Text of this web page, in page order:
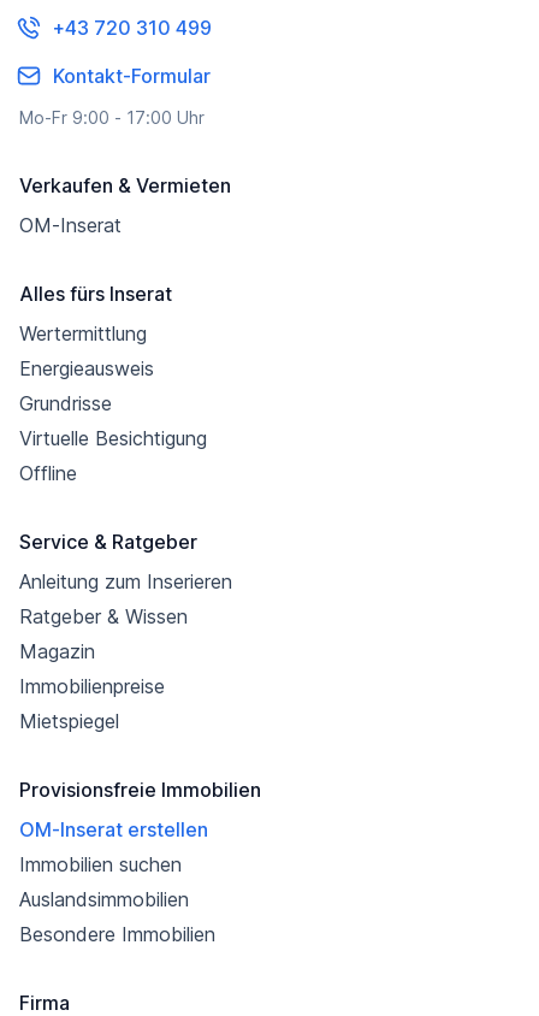
+43 720 310 499
Kontakt-Formular
Mo-Fr 9:00 - 17:00 Uhr
Verkaufen & Vermieten
OM-Inserat
Alles fürs Inserat
Wertermittlung
Energieausweis
Grundrisse
Virtuelle Besichtigung
Offline
Service & Ratgeber
Anleitung zum Inserieren
Ratgeber & Wissen
Magazin
Immobilienpreise
Mietspiegel
Provisionsfreie Immobilien
OM-Inserat erstellen
Immobilien suchen
Auslandsimmobilien
Besondere Immobilien
Firma